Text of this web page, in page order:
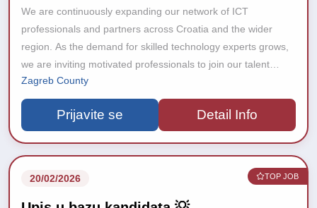
We are continuously expanding our network of ICT
professionals and partners across Croatia and the wider
region. As the demand for skilled technology experts grows,
we are inviting motivated professionals to join our talent
database and stay connected with upcoming career
opportunities.
Zagreb County
Prijavite se Detail Info
20/02/2026 TOP JOB